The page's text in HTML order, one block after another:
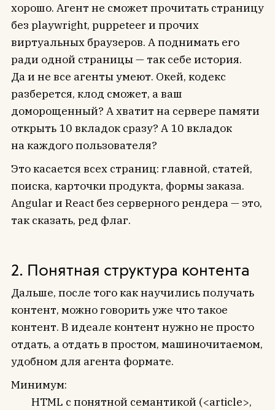
хорошо. Агент не сможет прочитать страницу
без playwright, puppeteer и прочих
виртуальных браузеров. А поднимать его
ради одной страницы — так себе история.
Да и не все агенты умеют. Окей, кодекс
разберется, клод сможет, а ваш
доморощенный? А хватит на сервере памяти
открыть 10 вкладок сразу? А 10 вкладок
на каждого пользователя?
Это касается всех страниц: главной, статей,
поиска, карточки продукта, формы заказа.
Angular и React без серверного рендера — это,
так сказать, ред флаг.
2. Понятная структура контента
Дальше, после того как научились получать
контент, можно говорить уже что такое
контент. В идеале контент нужно не просто
отдать, а отдать в простом, машиночитаемом,
удобном для агента формате.
Минимум:
HTML с понятной семантикой (<article>,